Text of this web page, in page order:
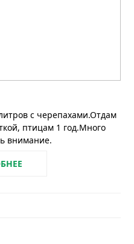
с черепахами.Отдам
птицам 1 год.Много
внимание.